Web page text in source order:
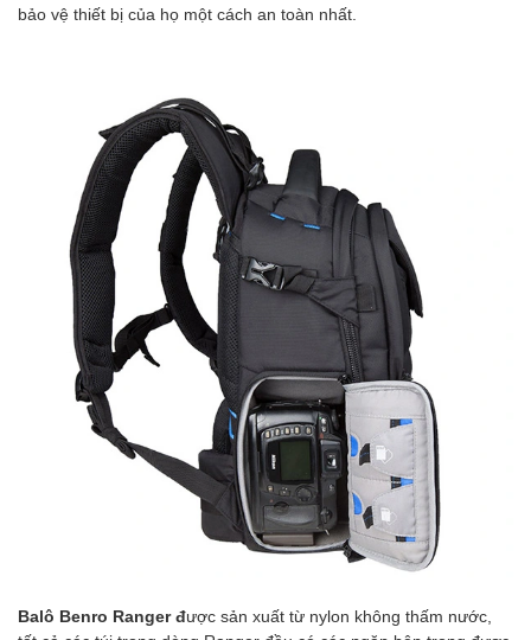
bảo vệ thiết bị của họ một cách an toàn nhất.
Balô Benro Rangerđược sản xuất từ nylon không thấm nước,